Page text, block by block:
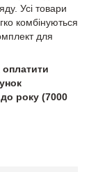
Усі товари
комбінуються
для
року (7000